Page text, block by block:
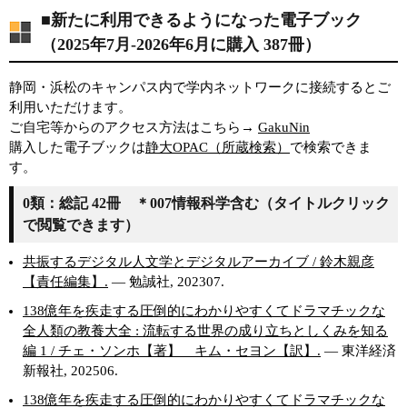
■新たに利用できるようになった電子ブック
（2025年7月-2026年6月に購入 387冊）
静岡・浜松のキャンパス内で学内ネットワークに接続するとご
利用いただけます。
ご自宅等からのアクセス方法はこちら→ GakuNin
購入した電子ブックは静大OPAC（所蔵検索） で検索できま
す。
0類：総記 42冊 ＊007情報科学含む（タイトルクリック
で閲覧できます）
共振するデジタル人文学とデジタルアーカイブ / 鈴木親彦
【責任編集】. — 勉誠社, 202307.
138億年を疾走する圧倒的にわかりやすくてドラマチックな
全人類の教養大全 : 流転する世界の成り立ちとしくみを知る
編 1 / チェ・ソンホ【著】 キム・セヨン【訳】. — 東洋経済
新報社, 202506.
138億年を疾走する圧倒的にわかりやすくてドラマチックな